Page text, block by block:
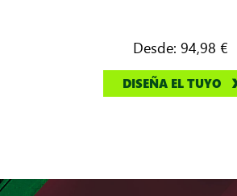
Desde: 94,98 €
DISEÑA EL TUYO